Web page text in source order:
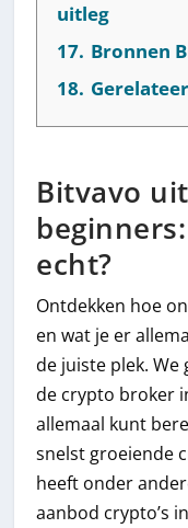
uitleg
17. Bronnen
18.
Bitvavo
echt?
Ontdekken hoe
en wat je er
de juiste plek.
de crypto broker
allemaal kunt
snelst groeiende
heeft onder
aanbod crypto’s